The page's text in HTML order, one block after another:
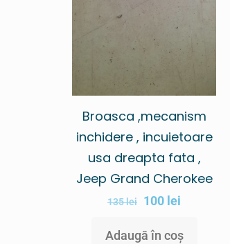
Broasca ,mecanism
inchidere , incuietoare
usa dreapta fata ,
Jeep Grand Cherokee
135lei 100 lei
Adaugă în coș